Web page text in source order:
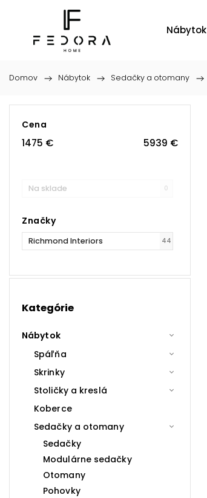
Nábytok
Domov / Nábytok / Sedačky a otomany /
Cena
1475 € 5939 €
Na sklade 0
Značky
Richmond Interiors 44
Kategórie
Nábytok
Spáľňa
Skrinky
Stoličky a kreslá
Koberce
Sedačky a otomany
Sedačky
Modulárne sedačky
Otomany
Pohovky